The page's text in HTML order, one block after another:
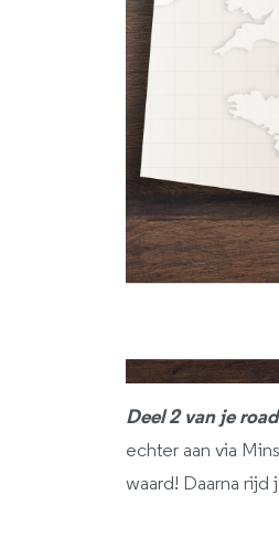
Deel 2 van je
echter aan via
waard! Daarna rijd